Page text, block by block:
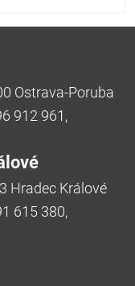
Ostrava-Poruba
912 961,
Hradec Králové
615 380,